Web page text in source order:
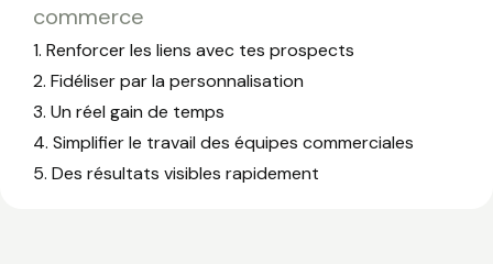
commerce
1. Renforcer les liens avec tes prospects
2. Fidéliser par la personnalisation
3. Un réel gain de temps
4. Simplifier le travail des équipes commerciales
5. Des résultats visibles rapidement